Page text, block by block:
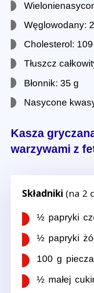
Węglowodany:
Cholesterol:
Tłuszcz
Błonnik: 35 g
Nasycone
Kasza
warzywami z
Składniki (na 2
½ papryki
½ papryki
100 g
½ małej